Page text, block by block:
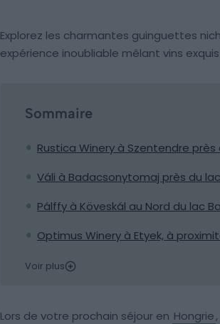
Explorez les charmantes guinguettes
expérience inoubliable mêlant vins
Sommaire
Rustica Winery à Szentendre
Váli à Badacsonytomaj près du
Pálffy à Köveskál au Nord du lac
Optimus Winery à Etyek, à
Voir plus
Lors de votre prochain séjour en Hongrie